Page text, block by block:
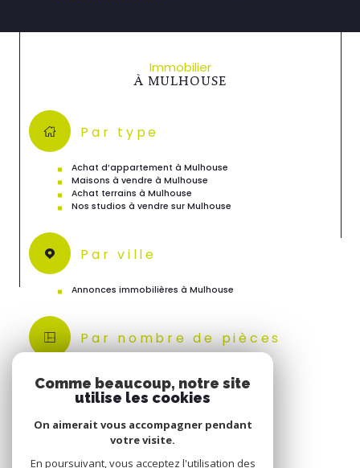
Immobilier
À MULHOUSE
Par type
Achat d’appartement à Mulhouse
Maisons à vendre à Mulhouse
Achat terrains à Mulhouse
Nos studios à vendre sur Mulhouse
Par ville
Annonces immobilières à Mulhouse
Par nombre de pièces
Achat appartement T3 à Mulhouse
Vente maison T4 à Mulhouse
Comme beaucoup, notre site
utilise les cookies
On aimerait vous accompagner pendant
votre visite.
En poursuivant, vous acceptez l'utilisation des